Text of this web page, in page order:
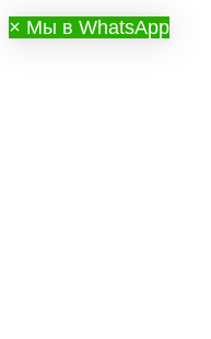
× Мы в WhatsApp